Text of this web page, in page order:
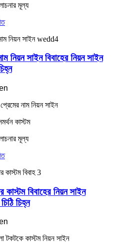
মূল্য
নিয়ন সাইন বিবাহের নিয়ন সাইন
নাম নিয়ন সাইন
কাস্টম
মূল্য
কাস্টম বিবাহের নিয়ন সাইন
চিহ্ন
টকটকে কাস্টম নিয়ন সাইন